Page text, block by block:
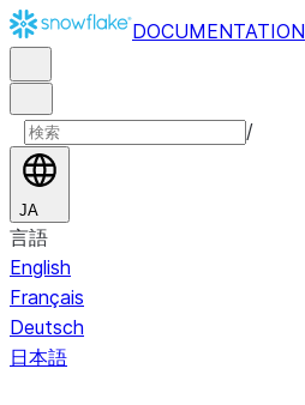
DOCUMENTATION
/
JA
言語
English
Français
Deutsch
日本語